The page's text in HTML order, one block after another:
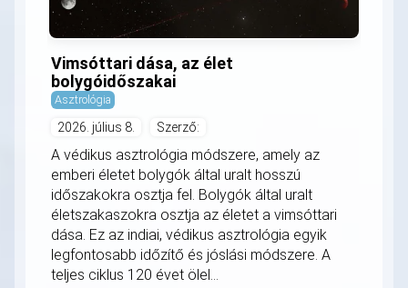
Vimsóttari dása, az élet
bolygóidőszakai
Asztrológia
2026. július 8. Szerző:
A védikus asztrológia módszere, amely az
emberi életet bolygók által uralt hosszú
időszakokra osztja fel. Bolygók által uralt
életszakaszokra osztja az életet a vimsóttari
dása. Ez az indiai, védikus asztrológia egyik
legfontosabb időzítő és jóslási módszere. A
teljes ciklus 120 évet ölel...